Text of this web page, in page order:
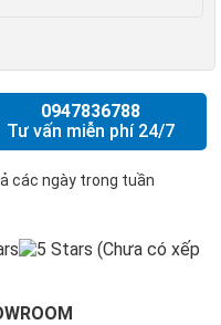
0947836788
Tư vấn miễn phí 24/7
các ngày trong tuần
(Chưa có xếp